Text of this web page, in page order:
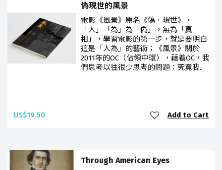
偽現世的風景
電影《風景》原名《偽．現世》，
「人」「為」為「偽」，無為「真
相」，學習電影的第一步，就是要明白
這是「人為」的藝術；《風景》關於
2011年的OC（佔領中環），藉着OC，我
們思考以往很少思考的問題：究竟我..
US$19.50 Add to Cart
Through American Eyes